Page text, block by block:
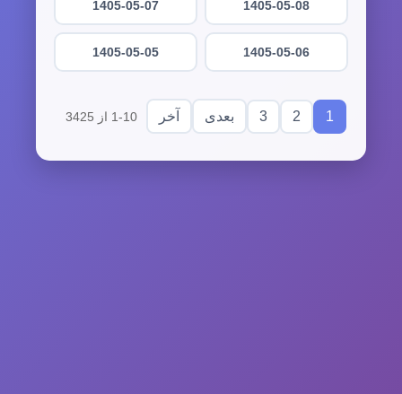
1405-05-08
1405-05-07
1405-05-06
1405-05-05
1
2
3 بعدی آخر 1-10 از 3425